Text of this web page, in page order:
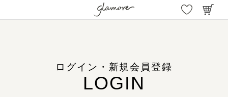
ログイン・新規会員登録